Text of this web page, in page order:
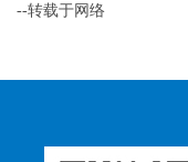
--转载于网络